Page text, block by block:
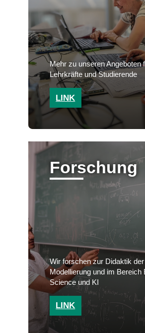
Mehr zu unseren Angeboten
Lehrkräfte und Studierende
LINK
Forschung
Wir forschen zur Didaktik
Modellierung und im Bereich
Science und KI
LINK